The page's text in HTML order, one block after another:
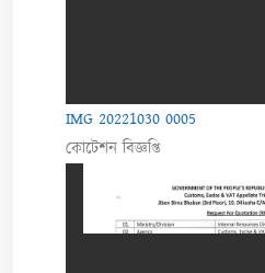
IMG 20221030 0005
কোটেশন বিজ্ঞপ্তি